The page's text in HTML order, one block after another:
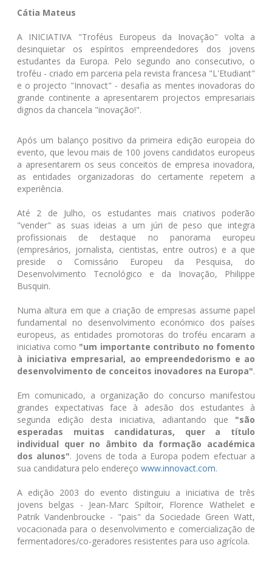
Cátia Mateus
A INICIATIVA "Troféus Europeus da Inovação" volta a
desinquietar os espíritos empreendedores dos jovens
estudantes da Europa. Pelo segundo ano consecutivo, o
troféu - criado em parceria pela revista francesa "L'Etudiant"
e o projecto "Innovact" - desafia as mentes inovadoras do
grande continente a apresentarem projectos empresariais
dignos da chancela "inovação!".
Após um balanço positivo da primeira edição europeia do
evento, que levou mais de 100 jovens candidatos europeus
a apresentarem os seus conceitos de empresa inovadora,
as entidades organizadoras do certamente repetem a
experiência.
Até 2 de Julho, os estudantes mais criativos poderão
"vender" as suas ideias a um júri de peso que integra
profissionais de destaque no panorama europeu
(empresários, jornalista, cientistas, entre outros) e a que
preside o Comissário Europeu da Pesquisa, do
Desenvolvimento Tecnológico e da Inovação, Philippe
Busquin.
Numa altura em que a criação de empresas assume papel
fundamental no desenvolvimento económico dos países
europeus, as entidades promotoras do troféu encaram a
iniciativa como "um importante contributo no fomento
à iniciativa empresarial, ao empreendedorismo e ao
desenvolvimento de conceitos inovadores na Europa".
Em comunicado, a organização do concurso manifestou
grandes expectativas face à adesão dos estudantes à
segunda edição desta iniciativa, adiantando que "são
esperadas muitas candidaturas, quer a título
individual quer no âmbito da formação académica
dos alunos". Jovens de toda a Europa podem efectuar a
sua candidatura pelo endereço www.innovact.com.
A edição 2003 do evento distinguiu a iniciativa de três
jovens belgas - Jean-Marc Spiltoir, Florence Wathelet e
Patrik Vandenbroucke - "pais" da Sociedade Green Watt,
vocacionada para o desenvolvimento e comercialização de
fermentadores/co-geradores resistentes para uso agrícola.